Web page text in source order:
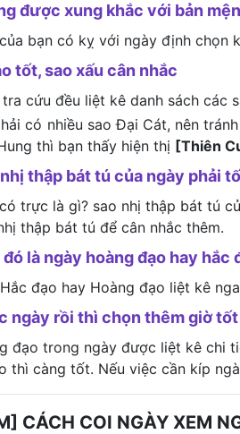
được xung khắc với bản
bạn có kỵ với ngày định chọn
tốt, sao xấu cân nhắc
cứu đều liệt kê danh sách các
có nhiều sao Đại Cát, nên
thì bạn thấy hiện thị [Thiên
thập bát tú của ngày phải
trực là gì? sao nhị thập bát tú
thập bát tú để cân nhắc thêm.
đó là ngày hoàng đạo hay hắc
đạo hay Hoàng đạo liệt kê
ngày rồi thì chọn thêm giờ
đạo trong ngày được liệt kê chi
thì càng tốt. Nếu việc cần kíp
CÁCH COI NGÀY XEM